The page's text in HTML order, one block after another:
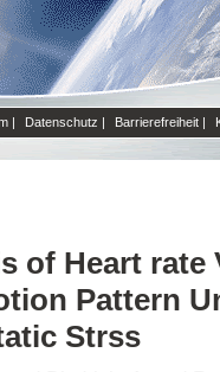
| Datenschutz | Barrierefreiheit |
of Heart rate
Pattern
Strss